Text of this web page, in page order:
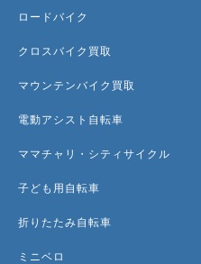
ロードバイク
クロスバイク買取
マウンテンバイク買取
電動アシスト自転車
ママチャリ・シティサイクル
子ども用自転車
折りたたみ自転車
ミニベロ